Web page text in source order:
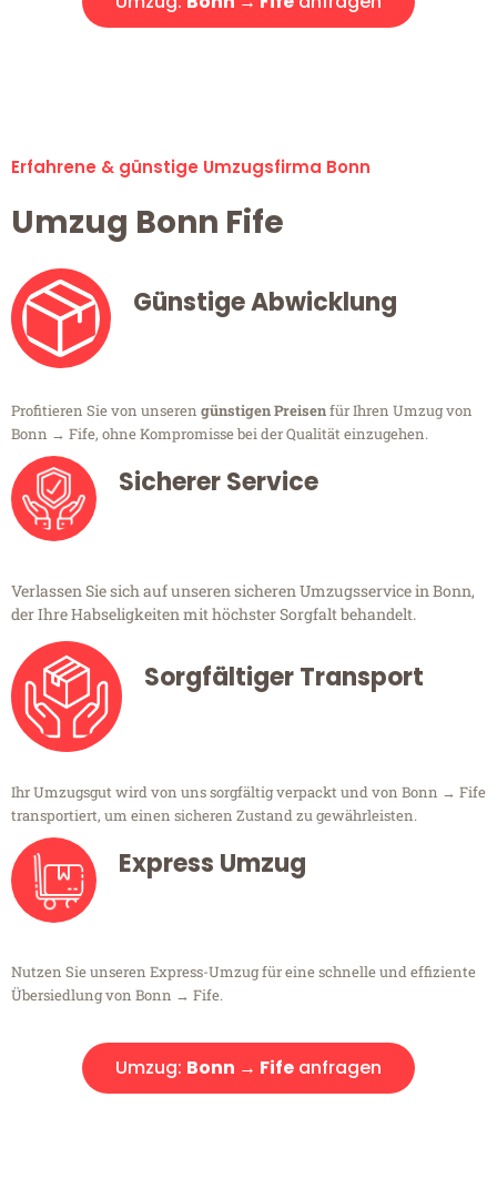
Erfahrene & günstige Umzugsfirma Bonn
Umzug Bonn Fife
Günstige Abwicklung
Profitieren Sie von unseren günstigen Preisenfür Ihren Umzug von
Bonn → Fife, ohne Kompromisse bei der Qualität einzugehen.
Sicherer Service
Verlassen Sie sich auf unseren sicheren Umzugsservice in Bonn,
der Ihre Habseligkeiten mit höchster Sorgfalt behandelt.
Sorgfältiger Transport
Ihr Umzugsgut wird von uns sorgfältig verpackt und von Bonn → Fife
transportiert, um einen sicheren Zustand zu gewährleisten.
Express Umzug
Nutzen Sie unseren Express-Umzug für eine schnelle und effiziente
Übersiedlung von Bonn → Fife.
Umzug: Bonn → Fife anfragen